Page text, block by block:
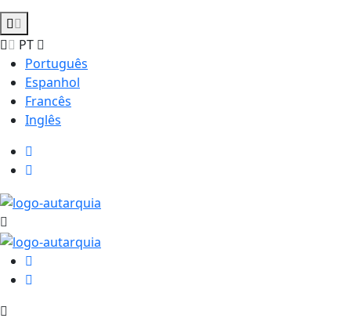
PT
Português
Espanhol
Francês
Inglês